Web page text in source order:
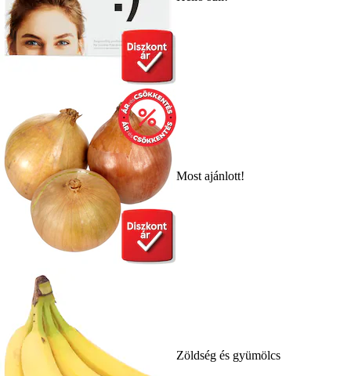
Most ajánlott!
Zöldség és gyümölcs